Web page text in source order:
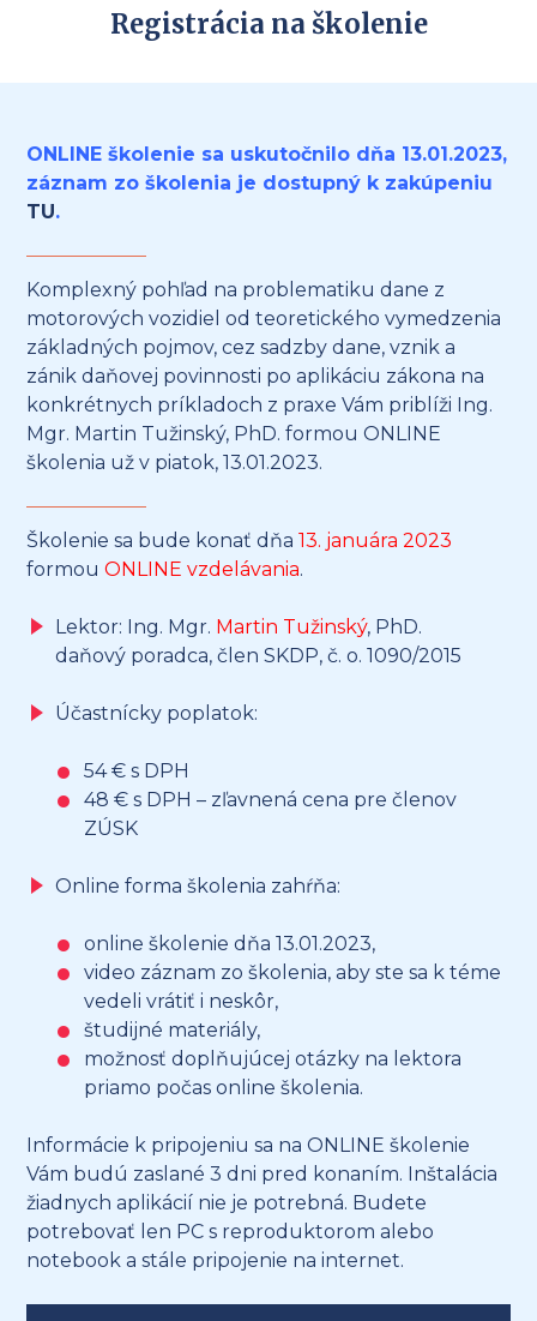
Registrácia na školenie
ONLINE školenie sa uskutočnilo dňa 13.01.2023,
záznam zo školenia je dostupný k zakúpeniu
TU.
Komplexný pohľad na problematiku dane z
motorových vozidiel od teoretického vymedzenia
základných pojmov, cez sadzby dane, vznik a
zánik daňovej povinnosti po aplikáciu zákona na
konkrétnych príkladoch z praxe Vám priblíži Ing.
Mgr. Martin Tužinský, PhD. formou ONLINE
školenia už v piatok, 13.01.2023.
Školenie sa bude konať dňa13. januára 2023
formouONLINE vzdelávania.
Lektor: Ing. Mgr. Martin Tužinský, PhD.
daňový poradca, člen SKDP, č. o. 1090/2015
Účastnícky poplatok:
54 € s DPH
48 € s DPH – zľavnená cena pre členov
ZÚSK
Online forma školenia zahŕňa:
online školenie dňa 13.01.2023,
video záznam zo školenia, aby ste sa k téme
vedeli vrátiť i neskôr,
študijné materiály,
možnosť doplňujúcej otázky na lektora
priamo počas online školenia.
Informácie k pripojeniu sa na ONLINE školenie
Vám budú zaslané 3 dni pred konaním. Inštalácia
žiadnych aplikácií nie je potrebná. Budete
potrebovať len PC s reproduktorom alebo
notebook a stále pripojenie na internet.